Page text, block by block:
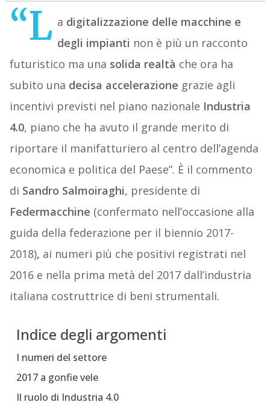
“L a digitalizzazione delle macchine e
degli impianti non è più un racconto
futuristico ma una solida realtà che ora ha
subito una decisa accelerazione grazie agli
incentivi previsti nel piano nazionale Industria
4.0, piano che ha avuto il grande merito di
riportare il manifatturiero al centro dell’agenda
economica e politica del Paese”. È il commento
di Sandro Salmoiraghi, presidente di
Federmacchine (confermato nell’occasione alla
guida della federazione per il biennio 2017-
2018), ai numeri più che positivi registrati nel
2016 e nella prima metà del 2017 dall’industria
italiana costruttrice di beni strumentali.
Indice degli argomenti
I numeri del settore
2017 a gonfie vele
Il ruolo di Industria 4.0